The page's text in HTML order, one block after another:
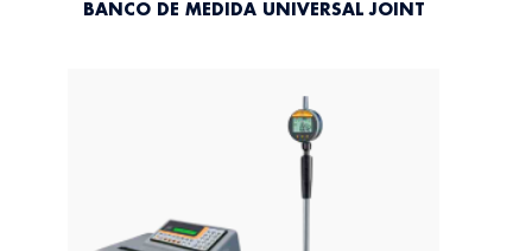
BANCO DE MEDIDA UNIVERSAL JOINT